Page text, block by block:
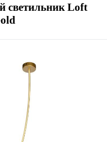
светильник Loft